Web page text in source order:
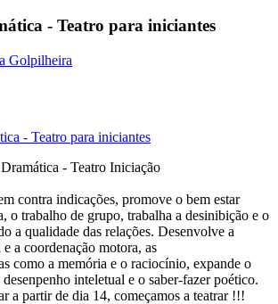
- Teatro para iniciantes
Golpilheira
- Teatro Iniciação
contra indicações, promove o bem estar
o trabalho de grupo, trabalha a desinibição e o
a qualidade das relações. Desenvolve a
a coordenação motora, as
como a memória e o raciocínio, expande o
inteletual e o saber-fazer poético.
a partir de dia 14, começamos a teatrar !!!